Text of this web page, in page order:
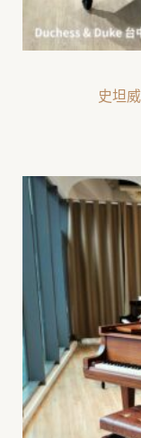
史坦